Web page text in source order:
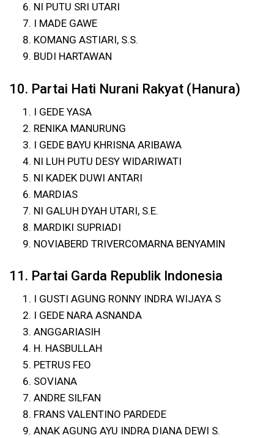
NI PUTU SRI UTARI
I MADE GAWE
KOMANG ASTIARI, S.S.
BUDI HARTAWAN
10. Partai Hati Nurani Rakyat (Hanura)
I GEDE YASA
RENIKA MANURUNG
I GEDE BAYU KHRISNA ARIBAWA
NI LUH PUTU DESY WIDARIWATI
NI KADEK DUWI ANTARI
MARDIAS
NI GALUH DYAH UTARI, S.E.
MARDIKI SUPRIADI
NOVIABERD TRIVERCOMARNA BENYAMIN
11. Partai Garda Republik Indonesia
I GUSTI AGUNG RONNY INDRA WIJAYA S
I GEDE NARA ASNANDA
ANGGARIASIH
H. HASBULLAH
PETRUS FEO
SOVIANA
ANDRE SILFAN
FRANS VALENTINO PARDEDE
ANAK AGUNG AYU INDRA DIANA DEWI S.